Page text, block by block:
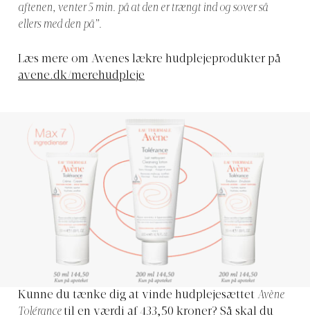
aftenen, venter 5 min. på at den er trængt ind og sover så
ellers med den på”.
Læs mere om Avenes lækre hudplejeprodukter på
avene.dk/merehudpleje
Kunne du tænke dig at vinde hudplejesættet Avène
Tolérancetil en værdi af 433,50 kroner? Så skal du